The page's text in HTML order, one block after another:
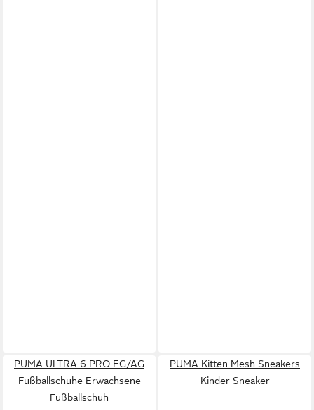
PUMA ULTRA 6 PRO FG/AG
Fußballschuhe Erwachsene
Fußballschuh
PUMA Kitten Mesh Sneakers
Kinder Sneaker